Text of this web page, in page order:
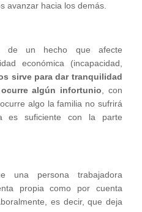
avanzar hacia los demás.
de un hecho que afecte
económica (incapacidad,
sirve para dar tranquilidad
algún infortunio , con
algo la familia no sufrirá
es suficiente con la parte
persona trabajadora
propia como por cuenta
es decir, que deja